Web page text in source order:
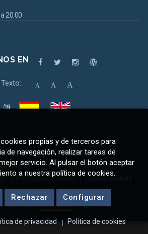
20:00
EN
Texto: A A A
Pedraza 2026
Aviso legal
Envíos y Devoluciones
Política de cookies
Uso de cookies
Mapa web
web:Global.es
propias y de terceros para
de navegación, realizar tareas de
servicio. Al pulsar el botón aceptar
a nuestra política de cookies.
Rechazar Configurar
de privacidad Política de cookies